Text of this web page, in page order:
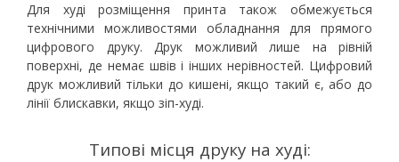
Для худі розміщення принта також обмежується
технічними можливостями обладнання для прямого
цифрового друку. Друк можливий лише на рівній
поверхні, де немає швів і інших нерівностей. Цифровий
друк можливий тільки до кишені, якщо такий є, або до
лінії блискавки, якщо зіп-худі.
Типові місця друку на худі: